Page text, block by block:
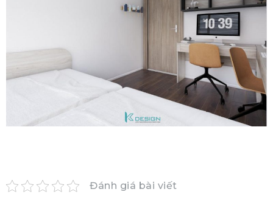
Đánh giá bài viết